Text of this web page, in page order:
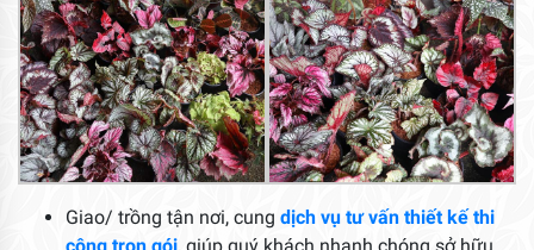
Giao/ trồng tận nơi, cung dịch vụ tư vấn thiết kế thi
công trọn gói, giúp quý khách nhanh chóng sở hữu